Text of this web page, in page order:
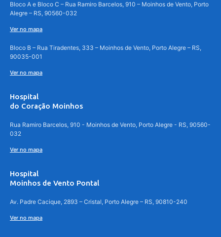
Bloco A e Bloco C – Rua Ramiro Barcelos, 910 – Moinhos de Vento, Porto
Alegre – RS, 90560-032
Ver no mapa
Bloco B – Rua Tiradentes, 333 – Moinhos de Vento, Porto Alegre – RS,
90035-001
Ver no mapa
Hospital
do Coração Moinhos
Rua Ramiro Barcelos, 910 - Moinhos de Vento, Porto Alegre - RS, 90560-
032
Ver no mapa
Hospital
Moinhos de Vento Pontal
Av. Padre Cacique, 2893 – Cristal, Porto Alegre – RS, 90810-240
Ver no mapa